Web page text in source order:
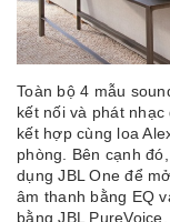
Toàn bộ 4 mẫu
kết nối và phát
kết hợp cùng loa
phòng. Bên cạnh
dụng JBL One để
âm thanh bằng EQ
bằng JBL PureVoice.